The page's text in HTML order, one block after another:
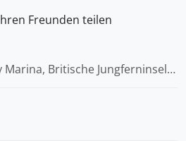
Freunden teilen
Marina, Britische Jungferninseln